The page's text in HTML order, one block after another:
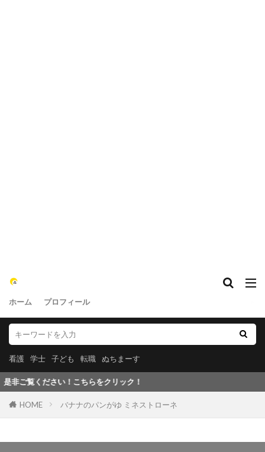
ホーム プロフィール
看護 学士 子ども 転職 ぬちまーす
覧ください！こちらをクリック！
HOME バナナのパンがゆ ミネストローネ